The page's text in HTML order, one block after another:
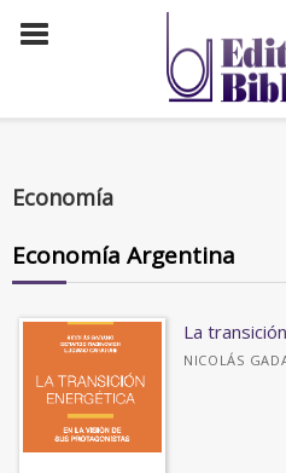
Economía
Economía Argentina
La
NICOLÁS